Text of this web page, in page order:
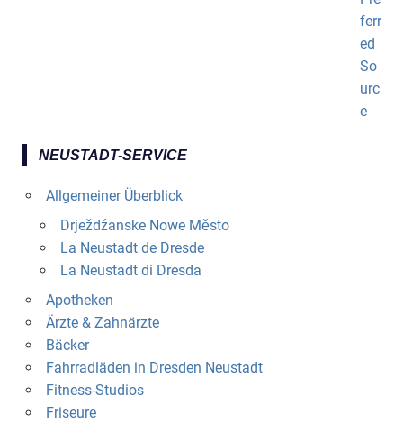
NEUSTADT-SERVICE
Allgemeiner Überblick
Drježdźanske Nowe Město
La Neustadt de Dresde
La Neustadt di Dresda
Apotheken
Ärzte & Zahnärzte
Bäcker
Fahrradläden in Dresden Neustadt
Fitness-Studios
Friseure